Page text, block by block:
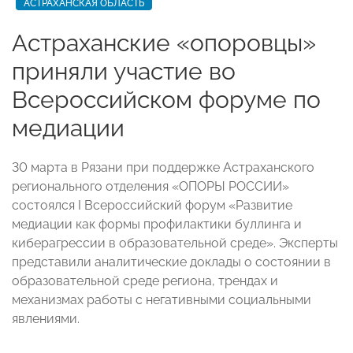
АСТРАХАНСКАЯ ОБЛАСТЬ
Астраханские «опоровцы»
приняли участие во
Всероссийском форуме по
медиации
30 марта в Рязани при поддержке Астраханского
регионального отделения «ОПОРЫ РОССИИ»
состоялся I Всероссийский форум «Развитие
медиации как формы профилактики буллинга и
киберагрессии в образовательной среде». Эксперты
представили аналитические доклады о состоянии в
образовательной среде региона, трендах и
механизмах работы с негативными социальными
явлениями.